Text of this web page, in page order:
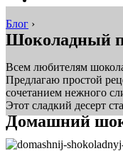
Блог ›
Шоколадный
Всем любителям
Предлагаю простой
сочетанием нежного
Этот сладкий десерт
Домашний